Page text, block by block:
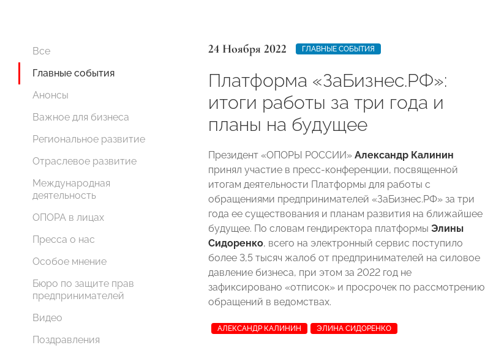
Все
Главные события
Анонсы
Важное для бизнеса
Региональное развитие
Отраслевое развитие
Международная
деятельность
ОПОРА в лицах
Пресса о нас
Особое мнение
Бюро по защите прав
предпринимателей
Видео
Поздравления
24 Ноября 2022 ГЛАВНЫЕ СОБЫТИЯ
Платформа «ЗаБизнес.РФ»:
итоги работы за три года и
планы на будущее
Президент «ОПОРЫ РОССИИ» Александр Калинин
принял участие в пресс-конференции, посвященной
итогам деятельности Платформы для работы с
обращениями предпринимателей «ЗаБизнес.РФ» за три
года ее существования и планам развития на ближайшее
будущее. По словам гендиректора платформы Элины
Сидоренко, всего на электронный сервис поступило
более 3,5 тысяч жалоб от предпринимателей на силовое
давление бизнеса, при этом за 2022 год не
зафиксировано «отписок» и просрочек по рассмотрению
обращений в ведомствах.
АЛЕКСАНДР КАЛИНИН ЭЛИНА СИДОРЕНКО